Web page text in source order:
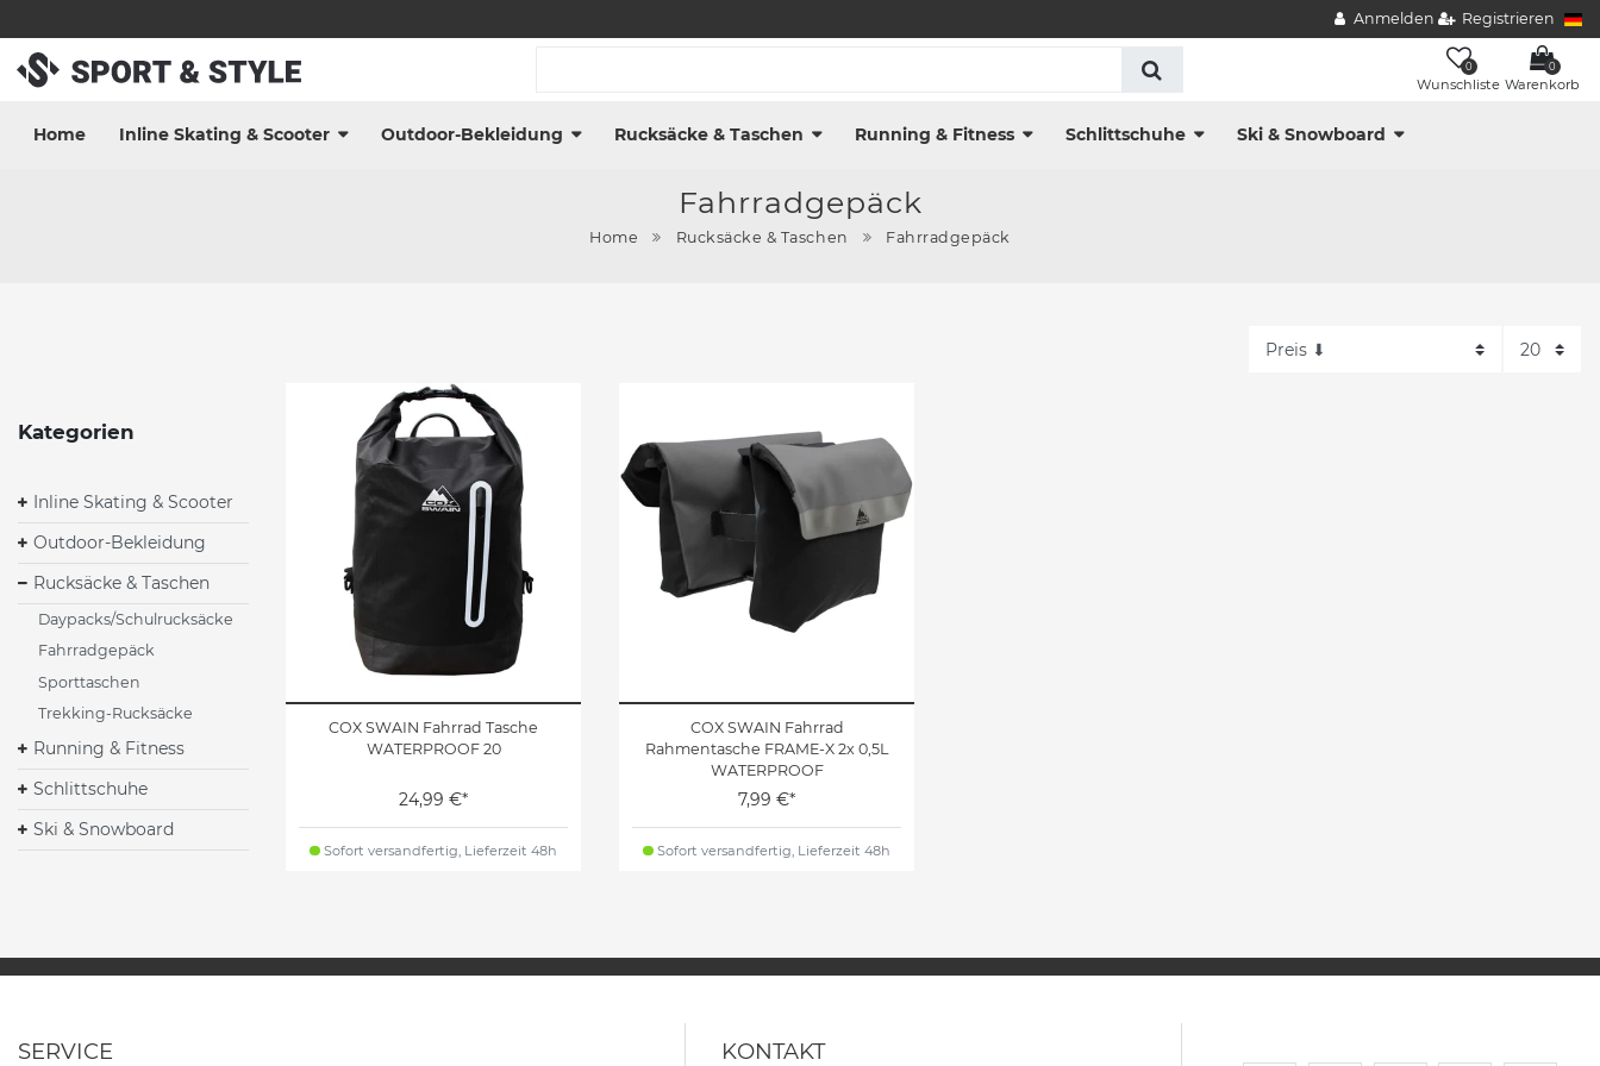
Anmelden Registrieren
0
Wunschliste
0
Warenkorb
Home Inline Skating & Scooter Outdoor-Bekleidung Rucksäcke & Taschen Running & Fitness Schlittschuhe Ski & Snowboard
Fahrradgepäck
Home Rucksäcke & Taschen Fahrradgepäck
Kategorien
Inline Skating & Scooter
Outdoor-Bekleidung
Rucksäcke & Taschen
Daypacks/Schulrucksäcke
Fahrradgepäck
Sporttaschen
Trekking-Rucksäcke
Running & Fitness
Schlittschuhe
Ski & Snowboard
COX SWAIN Fahrrad Tasche
WATERPROOF 20
24,99 €*
Sofort versandfertig, Lieferzeit 48h
COX SWAIN Fahrrad
Rahmentasche FRAME-X 2x 0,5L
WATERPROOF
7,99 €*
Sofort versandfertig, Lieferzeit 48h
SERVICE KONTAKT